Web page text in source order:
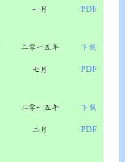
一月 PDF
二零一五年
七月
下載
PDF
二零一五年
二月
下載
PDF